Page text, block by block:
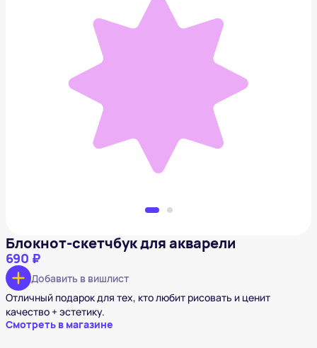
Блокнот-скетчбук для акварели
Блокнот-скетчбук для акварели
690 ₽
Добавить в вишлист
Отличный подарок для тех, кто любит рисовать и ценит
качество + эстетику.
Смотреть в магазине